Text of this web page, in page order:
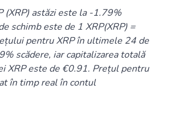
(XRP) astăzi este la -1.79%
schimb este de 1 XRP(XRP) =
pentru XRP în ultimele 24 de
scădere, iar capitalizarea totală
XRP este de €0.91. Prețul pentru
în timp real în contul